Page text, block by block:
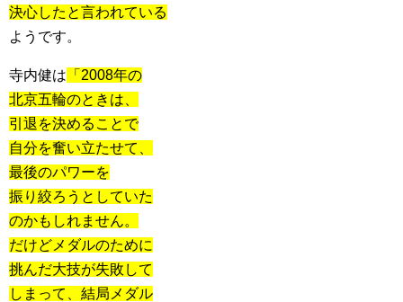
決心したと言われている
ようです。
寺内健は 「2008年の
北京五輪のときは、
引退を決めることで
自分を奮い立たせて、
最後のパワーを
振り絞ろうとしていた
のかもしれません。
だけどメダルのために
挑んだ大技が失敗して
しまって、結局メダル